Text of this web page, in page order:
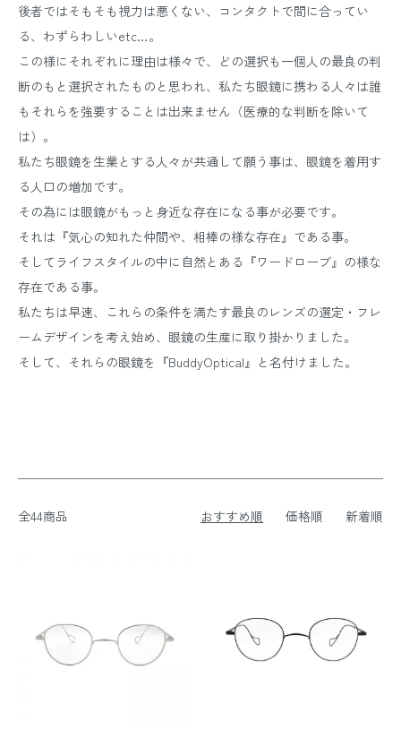
後者ではそもそも視力は悪くない、コンタクトで間に合ってい
る、わずらわしいetc…。
この様にそれぞれに理由は様々で、どの選択も一個人の最良の判
断のもと選択されたものと思われ、私たち眼鏡に携わる人々は誰
もそれらを強要することは出来ません（医療的な判断を除いて
は）。
私たち眼鏡を生業とする人々が共通して願う事は、眼鏡を着用す
る人口の増加です。
その為には眼鏡がもっと身近な存在になる事が必要です。
それは『気心の知れた仲間や、相棒の様な存在』である事。
そしてライフスタイルの中に自然とある『ワードローブ』の様な
存在である事。
私たちは早速、これらの条件を満たす最良のレンズの選定・フレ
ームデザインを考え始め、眼鏡の生産に取り掛かりました。
そして、それらの眼鏡を『BuddyOptical』と名付けました。
全44商品 おすすめ順 価格順 新着順